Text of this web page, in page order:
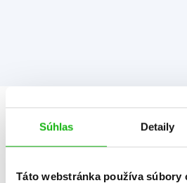
Súhlas Detaily
Táto webstránka používa súbory
Žáner